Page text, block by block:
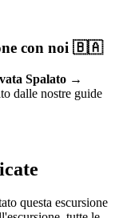
con noi 🇧🇦
Spalato →
dalle nostre guide
questa escursione